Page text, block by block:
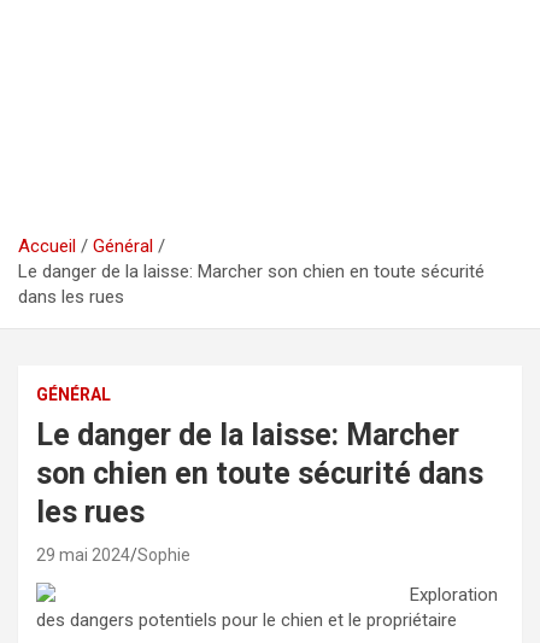
Accueil
Général
Le danger de la laisse: Marcher son chien en toute sécurité
dans les rues
GÉNÉRAL
Le danger de la laisse: Marcher
son chien en toute sécurité dans
les rues
29 mai 2024 Sophie
Exploration
des dangers potentiels pour le chien et le propriétaire